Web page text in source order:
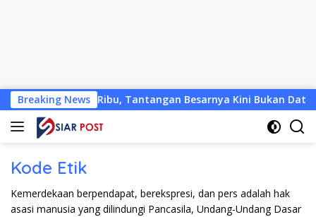
Langsung
ke
konten
Breaking News
Tembus 810 Ribu, Tantangan Besarnya Kini Bukan
Kode Etik
Kemerdekaan berpendapat, berekspresi, dan pers adalah hak
asasi manusia yang dilindungi Pancasila, Undang-Undang Dasar